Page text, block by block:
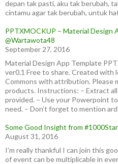
depan tak pasti, aku tak berubah,
cintamu agar tak berubah, untuk
PPTXMOCKUP – Material Design
@Wartawota48
September 27, 2016
Material Design App Template
ver0.1 Free to share. Created with
Commons with attribution. Please
products. Instructions: – Extract
provided. – Use your Powerpoint
need. – Don’t forget to mention
Some Good Insight from
August 31, 2016
I’m really thankful I can join this
of event can be multiplicable in